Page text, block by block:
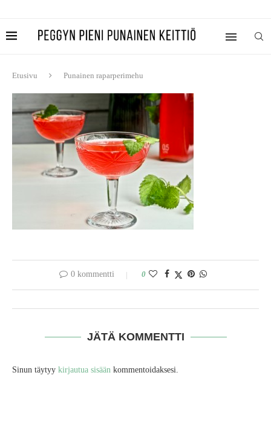
Etusivu Punainen raparperimehu
0 kommentti 0
JÄTÄ KOMMENTTI
Sinun täytyy kirjautua sisään kommentoidaksesi.